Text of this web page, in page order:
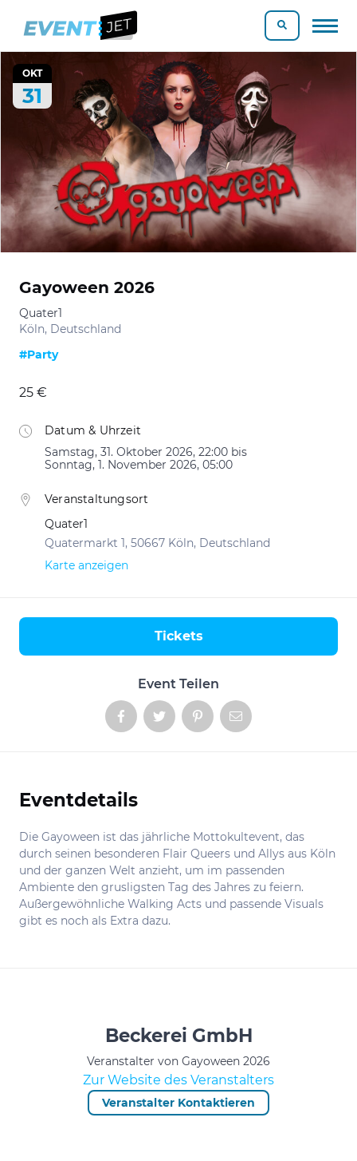
OKT
31
Gayoween 2026
Quater1
Köln, Deutschland
#Party
25 €
Datum & Uhrzeit
Samstag, 31. Oktober 2026, 22:00 bis
Sonntag, 1. November 2026, 05:00
Veranstaltungsort
Quater1
Quatermarkt 1, 50667 Köln, Deutschland
Karte anzeigen
Event Teilen
Tickets
Informationen
Eventdetails
Die Gayoween ist das jährliche Mottokultevent, das
durch seinen besonderen Flair Queers und Allys aus Köln
und der ganzen Welt anzieht, um im passenden
Ambiente den grusligsten Tag des Jahres zu feiern.
Außergewöhnliche Walking Acts und passende Visuals
gibt es noch als Extra dazu.
Beckerei GmbH
Veranstalter von Gayoween 2026
Zur Website des Veranstalters
Veranstalter Kontaktieren